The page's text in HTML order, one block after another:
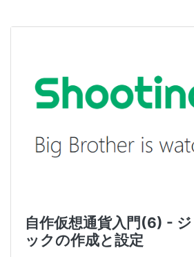
自作仮想通貨入門(6) -
ックの作成と設定